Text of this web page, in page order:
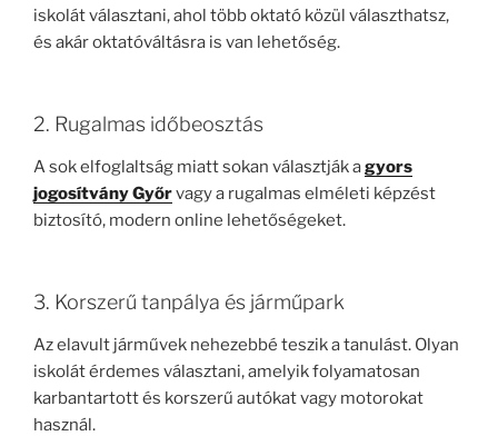
iskolát választani, ahol több oktató közül választhatsz,
és akár oktatóváltásra is van lehetőség.
2. Rugalmas időbeosztás
A sok elfoglaltság miatt sokan választják agyors
jogosítvány Győrvagy a rugalmas elméleti képzést
biztosító, modern online lehetőségeket.
3. Korszerű tanpálya és járműpark
Az elavult járművek nehezebbé teszik a tanulást. Olyan
iskolát érdemes választani, amelyik folyamatosan
karbantartott és korszerű autókat vagy motorokat
használ.